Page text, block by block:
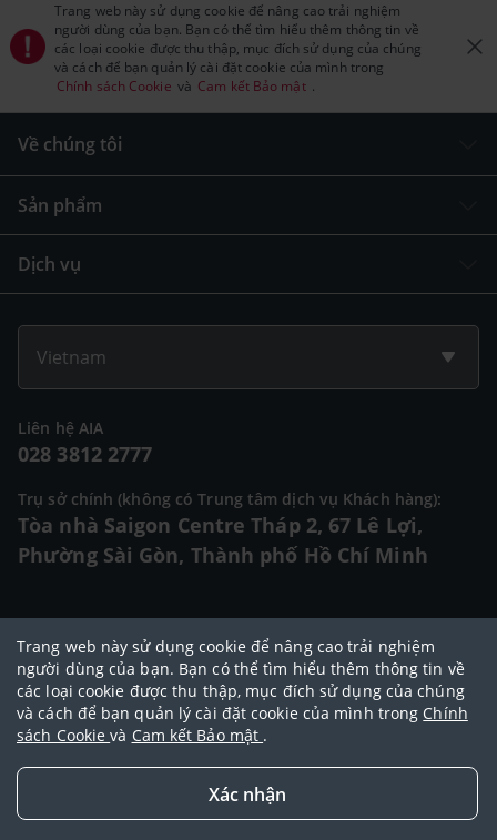
Trang web này sử dụng cookie để nâng cao trải nghiệm
người dùng của bạn. Bạn có thể tìm hiểu thêm thông tin về
các loại cookie được thu thập, mục đích sử dụng của chúng
và cách để bạn quản lý cài đặt cookie của mình trong
Chính sách Cookie và Cam kết Bảo mật .
Về chúng tôi
Sản phẩm
Dịch vụ
Vietnam
Liên hệ AIA
028 3812 2777
Trụ sở chính (không có Trung tâm dịch vụ Khách hàng):
Tòa nhà Saigon Centre Tháp 2, 67 Lê Lợi,
Phường Sài Gòn, Thành phố Hồ Chí Minh
Đại lý Ngoại hạng AIA|Điều khoản sử dụng |Cam kết bảo mật|Chính
sách bảo vệ dữ liệu cá nhân|Chính sách cookie |Quy tắc đạo đức|
Điều khoản và điều kiện sử dụng dịch vụ thanh toán trực tuyến
Trang web này sử dụng cookie để nâng cao trải nghiệm
người dùng của bạn. Bạn có thể tìm hiểu thêm thông tin về
các loại cookie được thu thập, mục đích sử dụng của chúng
và cách để bạn quản lý cài đặt cookie của mình trong Chính
sách Cookievà Cam kết Bảo mật .
Xác nhận